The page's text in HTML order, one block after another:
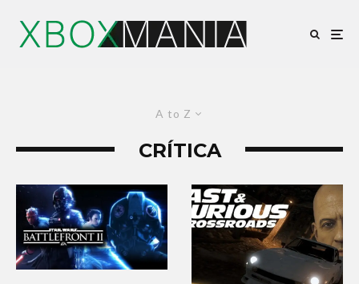
A to Z
CRÍTICA